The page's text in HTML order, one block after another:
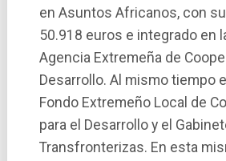
en Asuntos Africanos, con
50.918 euros e integrado en
Agencia Extremeña de
Desarrollo. Al mismo tiempo
Fondo Extremeño Local de
para el Desarrollo y el
Transfronterizas. En esta